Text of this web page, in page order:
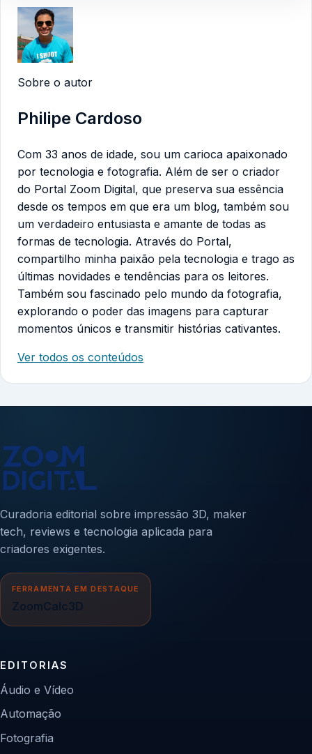
Sobre o autor
Philipe Cardoso
Com 33 anos de idade, sou um carioca apaixonado
por tecnologia e fotografia. Além de ser o criador
do Portal Zoom Digital, que preserva sua essência
desde os tempos em que era um blog, também sou
um verdadeiro entusiasta e amante de todas as
formas de tecnologia. Através do Portal,
compartilho minha paixão pela tecnologia e trago as
últimas novidades e tendências para os leitores.
Também sou fascinado pelo mundo da fotografia,
explorando o poder das imagens para capturar
momentos únicos e transmitir histórias cativantes.
Ver todos os conteúdos
Curadoria editorial sobre impressão 3D, maker
tech, reviews e tecnologia aplicada para
criadores exigentes.
FERRAMENTA EM DESTAQUE
ZoomCalc3D
EDITORIAS
Áudio e Vídeo
Automação
Fotografia